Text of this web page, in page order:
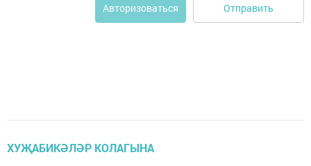
Авторизоваться Отправить
ХУҖАБИКӘЛӘР КОЛАГЫНА